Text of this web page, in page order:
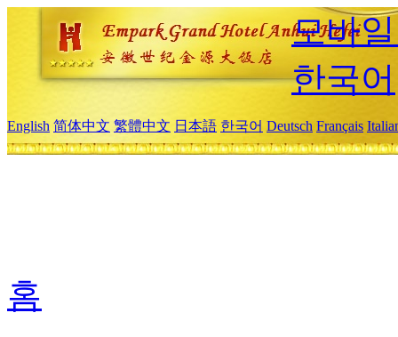
모바
한국어
English 简体中文 繁體中文 日本語 한국어 Deutsch Français
홈